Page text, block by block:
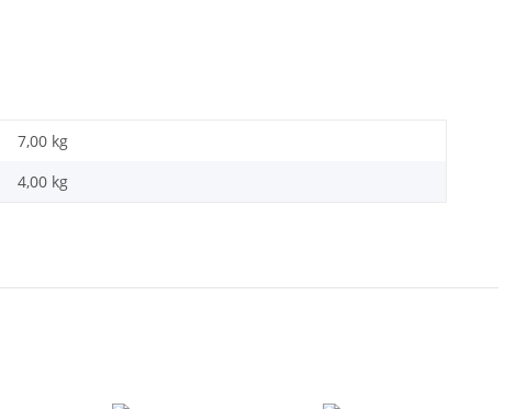
7,00 kg
4,00 kg